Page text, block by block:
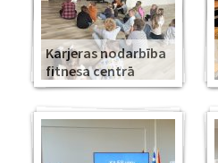
Karjeras nodarbība
fitnesa centrā